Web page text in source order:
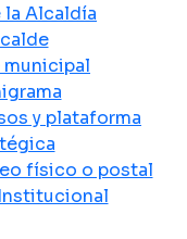
la Alcaldía
y plataforma
físico o postal